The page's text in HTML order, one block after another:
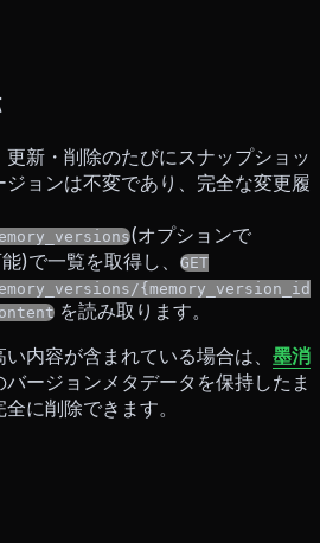
新・削除のたびにスナップショッ
ジョンは不変であり、完全な変更履
(オプションで
)で一覧を取得し、
GET
{memory_version_id
を読み取ります。
内容が含まれている場合は、 墨消
ージョンメタデータを保持したま
に削除できます。